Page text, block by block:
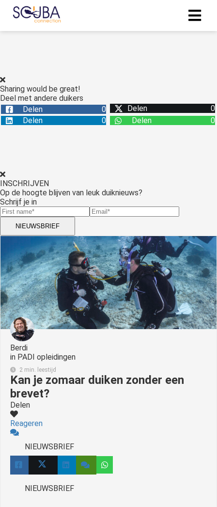
Sharing would be great!
Deel met andere duikers
Delen
0 Delen
0
Delen
0 Delen 0
INSCHRIJVEN
Op de hoogte blijven van leuk duiknieuws?
Schrijf je in
NIEUWSBRIEF
Berdi
in PADI opleidingen
2 min. leestijd
Kan je zomaar duiken zonder een
brevet?
Delen
Reageren
NIEUWSBRIEF
NIEUWSBRIEF